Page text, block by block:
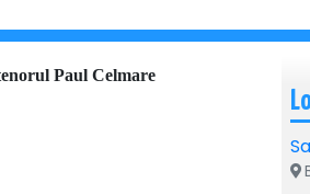
Paul Celmare